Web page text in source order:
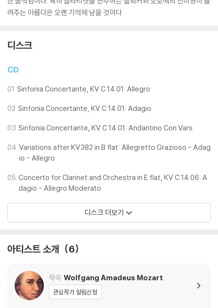
려주는 아름다은 오랜 기억에 남을 것이다.
디스크
CD
01 Sinfonia Concertante, KV C 14.01: Allegro
02 Sinfonia Concertante, KV C 14.01: Adagio
03 Sinfonia Concertante, KV C 14.01: Andantino Con Vars
04 Variations after KV382 in B flat: Allegretto Grazioso - Adag
io - Allegro
05 Concerto for Clarinet and Orchestra in E flat, KV C 14.06: A
dagio - Allegro Moderato
디스크 더보기
아티스트 소개 6
작곡 Wolfgang Amadeus Mozart
관심작가 알림신청